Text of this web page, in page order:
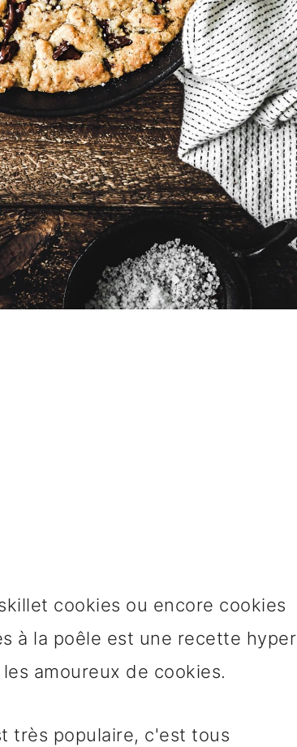
cookies ou encore cookies
à la poêle est une recette hyper
amoureux de cookies.
très populaire, c'est tous